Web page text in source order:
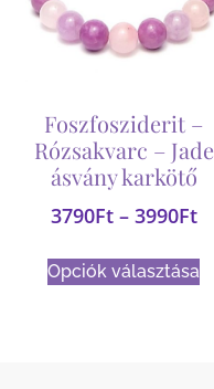
Foszfosziderit –
Rózsakvarc – Jade
ásvány karkötő
3790Ft – 3990Ft
Opciók választása